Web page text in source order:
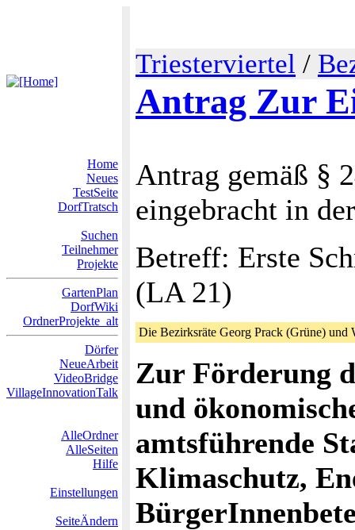
Triesterviertel /
Antrag Zur
Home
Neues
TestSeite
DorfTratsch
Suchen
Teilnehmer
Projekte
GartenPlan
DorfWiki
OrdnerProjekte_alt
Dörfer
NeueArbeit
VideoBridge
VillageInnovationTalk
AlleOrdner
AlleSeiten
Hilfe
Einstellungen
SeiteÄndern
Antrag gemäß §
eingebracht in
Betreff: Erste
(LA 21)
Die Bezirksräte Georg Prack (Grüne)
Zur Förderung
und
amtsführende
Klimaschutz,